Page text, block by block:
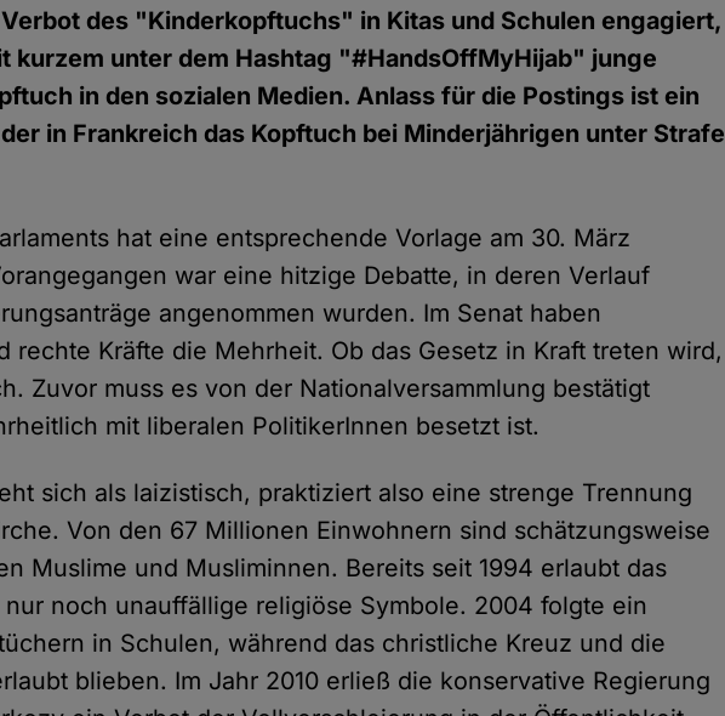
des "Kinderkopftuchs" in Kitas und Schulen engagiert,
kurzem unter dem Hashtag "#HandsOffMyHijab" junge
in den sozialen Medien. Anlass für die Postings ist ein
in Frankreich das Kopftuch bei Minderjährigen unter Strafe
hat eine entsprechende Vorlage am 30. März
war eine hitzige Debatte, in deren Verlauf
angenommen wurden. Im Senat haben
rechte Kräfte die Mehrheit. Ob das Gesetz in Kraft treten wird,
Zuvor muss es von der Nationalversammlung bestätigt
mit liberalen PolitikerInnen besetzt ist.
sich als laizistisch, praktiziert also eine strenge Trennung
Von den 67 Millionen Einwohnern sind schätzungsweise
Muslime und Musliminnen. Bereits seit 1994 erlaubt das
nur noch unauffällige religiöse Symbole. 2004 folgte ein
in Schulen, während das christliche Kreuz und die
blieben. Im Jahr 2010 erließ die konservative Regierung